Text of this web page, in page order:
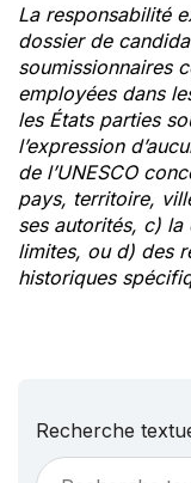
La responsabilité
dossier de
soumissionnaires
employées dans
les États parties
l’expression
de l’UNESCO
pays, territoire,
ses autorités, c)
limites, ou d) des
historiques
Recherche